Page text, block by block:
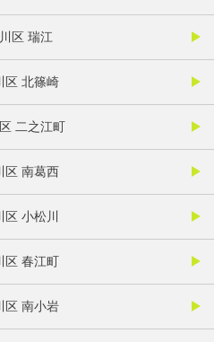
区 瑞江
区 北篠崎
二之江町
区 南葛西
区 小松川
区 春江町
区 南小岩